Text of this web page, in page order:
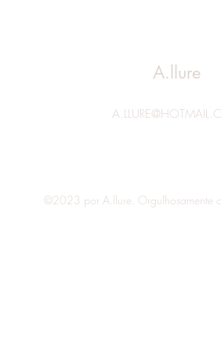
A.llure
©2023 por A.llure. Orgulhosamente